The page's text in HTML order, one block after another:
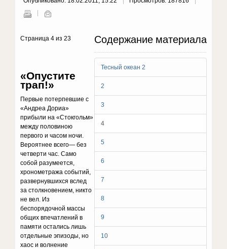
Содержание материала
Тесный океан 2
2
3
4
5
6
7
8
9
10
Страница 4 из 23
«Опустите
трап!»
Первые потерпевшие с
«Андреа Дориа»
прибыли на «Стокгольм»
между половиною
первого и часом ночи.
Вероятнее всего— без
четверти час. Само
собой разумеется,
хронометража событий,
развернувшихся вслед
за столкновением, никто
не вел. Из
беспорядочной массы
общих впечатлений в
памяти остались лишь
отдельные эпизоды, но
хаос и волнение